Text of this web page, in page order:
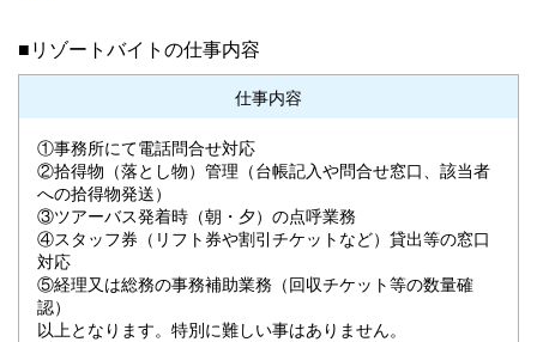
■リゾートバイトの仕事内容
仕事内容
①事務所にて電話問合せ対応
②拾得物（落とし物）管理（台帳記入や問合せ窓口、該当者
への拾得物発送）
③ツアーバス発着時（朝・夕）の点呼業務
④スタッフ券（リフト券や割引チケットなど）貸出等の窓口
対応
⑤経理又は総務の事務補助業務（回収チケット等の数量確
認）
以上となります。特別に難しい事はありません。